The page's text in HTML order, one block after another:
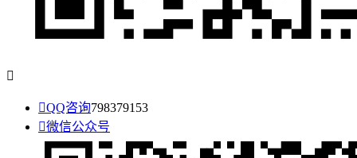

QQ咨询798379153
微信公众号